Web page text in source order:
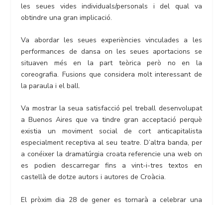
les seues vides individuals/personals i del qual va
obtindre una gran implicació.
Va abordar les seues experiències vinculades a les
performances de dansa on les seues aportacions se
situaven més en la part teòrica però no en la
coreografia. Fusions que considera molt interessant de
la paraula i el ball.
Va mostrar la seua satisfacció pel treball desenvolupat
a Buenos Aires que va tindre gran acceptació perquè
existia un moviment social de cort anticapitalista
especialment receptiva al seu teatre. D’altra banda, per
a conéixer la dramatúrgia croata referencie una web on
es podien descarregar fins a vint-i-tres textos en
castellà de dotze autors i autores de Croàcia.
El pròxim dia 28 de gener es tornarà a celebrar una